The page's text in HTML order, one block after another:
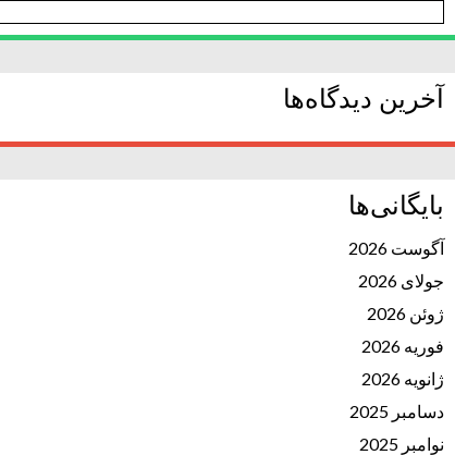
آخرین دیدگاه‌ها
بایگانی‌ها
آگوست 2026
جولای 2026
ژوئن 2026
فوریه 2026
ژانویه 2026
دسامبر 2025
نوامبر 2025